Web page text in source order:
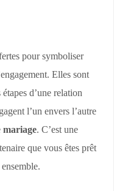
pour symboliser
Elles sont
d’une relation
l’un envers l’autre
mariage. C’est une
que vous êtes prêt